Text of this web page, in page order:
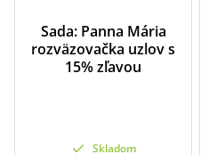
Sada: Panna Mária
rozväzovačka uzlov s
15% zľavou
Skladom